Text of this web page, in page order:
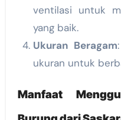
ventilasi untuk
yang baik.
Ukuran Beragam
ukuran untuk
Manfaat